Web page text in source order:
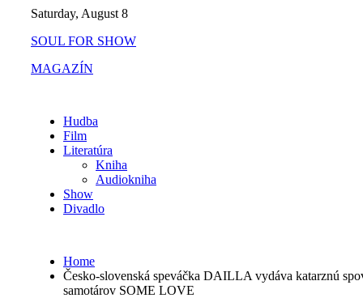
content
Saturday, August 8
SOUL FOR SHOW
MAGAZÍN
Hudba
Film
Literatúra
Kniha
Audiokniha
Show
Divadlo
Home
Česko-slovenská speváčka DAILLA vydáva katarznú
samotárov SOME LOVE